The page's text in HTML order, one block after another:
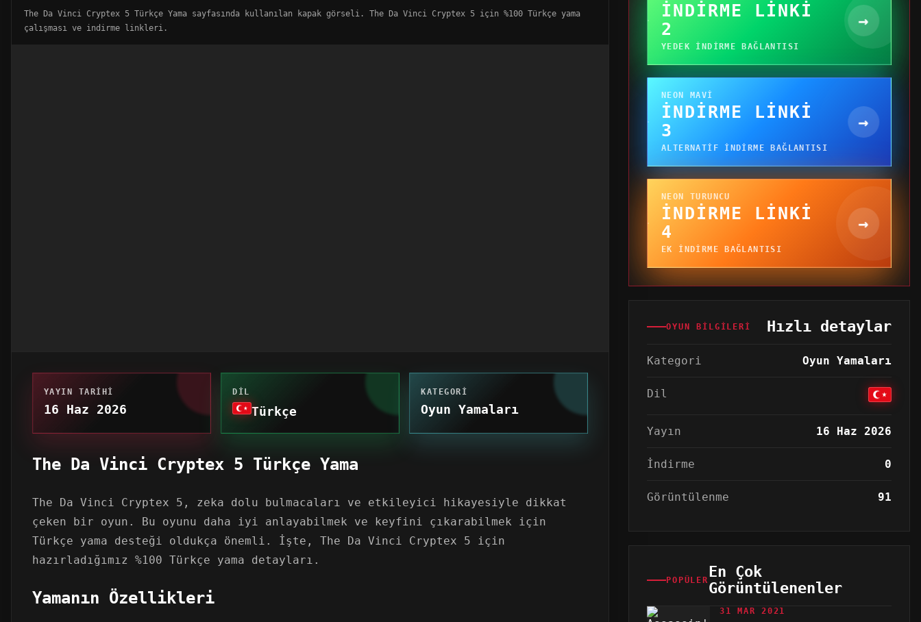
The Da Vinci Cryptex 5 Türkçe Yama sayfasında kullanılan kapak görseli. The Da Vinci Cryptex 5 için %100 Türkçe yama
çalışması ve indirme linkleri.
YAYIN TARIHI
16 Haz 2026
DIL
Türkçe
KATEGORI
Oyun Yamaları
The Da Vinci Cryptex 5 Türkçe Yama
The Da Vinci Cryptex 5, zeka dolu bulmacaları ve etkileyici hikayesiyle dikkat
çeken bir oyun. Bu oyunu daha iyi anlayabilmek ve keyfini çıkarabilmek için
Türkçe yama desteği oldukça önemli. İşte, The Da Vinci Cryptex 5 için
hazırladığımız %100 Türkçe yama detayları.
Yamanın Özellikleri
İNDIRME LINKI
2
YEDEK INDIRME BAĞLANTISI
→
NEON MAVI
İNDIRME LINKI
3
ALTERNATIF INDIRME BAĞLANTISI
→
NEON TURUNCU
İNDIRME LINKI
4
EK INDIRME BAĞLANTISI
→
OYUN BILGILERI Hızlı detaylar
Kategori Oyun Yamaları
Dil
Yayın 16 Haz 2026
İndirme 0
Görüntülenme 91
POPÜLER En Çok
Görüntülenenler
31 MAR 2021